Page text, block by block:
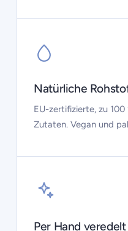
Natürliche
EU-zertifizierte, zu
Zutaten. Vegan und
Per Hand veredelt